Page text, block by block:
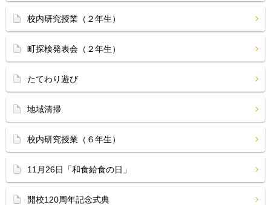
校内研究授業（２年生）
町探検発表会（２年生）
たてわり遊び
地域清掃
校内研究授業（６年生）
11月26日「和食給食の日」
開校120周年記念式典